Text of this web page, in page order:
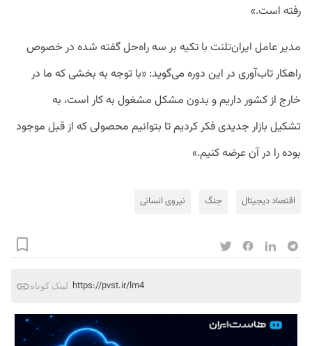
رفته است.»
مدیر عامل ایران‌تلنت با تکیه بر سه راه‌حل گفته شده در خصوص
راهکار تاب‌آوری در این دوره می‌گوید: «با توجه به بخشی که ما در
خارج از کشور داریم و بدون مشکل مشغول به کار است، به
تشکیل بازار جدیدی فکر کردیم تا بتوانیم محصولی که از قبل موجود
بوده را در آن عرضه کنیم.»
اقتصاد دیجیتال جنگ نیروی انسانی
لینک کوتاه https://pvst.ir/lm4